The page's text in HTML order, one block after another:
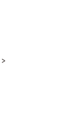
>